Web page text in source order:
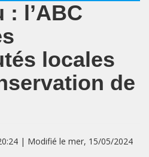
: l’ABC
locales
de
| Modifié le mer, 15/05/2024